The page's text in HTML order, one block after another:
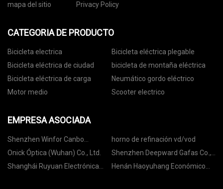
mapa del sitio
Privacy Policy
CATEGORIA DE PRODUCTO
Bicicleta electrica
Bicicleta eléctrica plegable
Bicicleta eléctrica de ciudad
bicicleta de montaña eléctrica
Bicicleta eléctrica de carga
Neumático gordo eléctrico
Motor medio
Scooter electrico
EMPRESA ASOCIADA
Shenzhen Winfor Canbo
Technology Co., Ltd.
horno de refinación vd/vod
Onick Óptica (Wuhan) Co., Ltd.
Shenzhen Deepward Gafas Co.,
Ltd
Shanghái Ruyuan Electrónica
Henán Haoyuhang Económico